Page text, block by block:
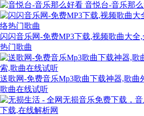
音悦台-音乐那
闪闪音乐网-免费MP3下载,视频歌曲大全
热门歌曲
送歌网-免费音乐Mp3歌曲下载神器,歌曲
歌曲在线试听